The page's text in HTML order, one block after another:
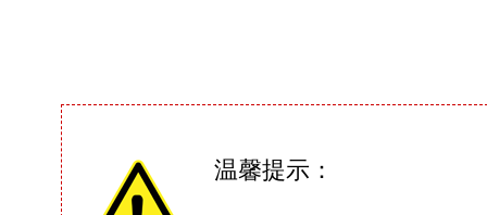
温馨提示：